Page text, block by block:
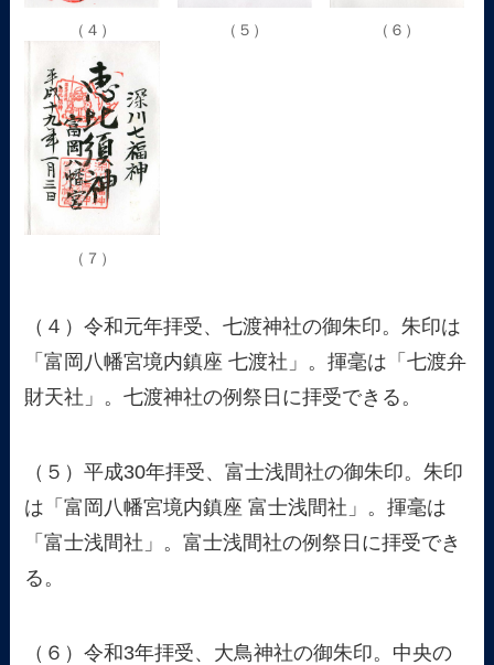
（４） （５） （６）
（７）
（４）令和元年拝受、七渡神社の御朱印。朱印は
「富岡八幡宮境内鎮座 七渡社」。揮毫は「七渡弁
財天社」。七渡神社の例祭日に拝受できる。
（５）平成30年拝受、富士浅間社の御朱印。朱印
は「富岡八幡宮境内鎮座 富士浅間社」。揮毫は
「富士浅間社」。富士浅間社の例祭日に拝受でき
る。
（６）令和3年拝受、大鳥神社の御朱印。中央の